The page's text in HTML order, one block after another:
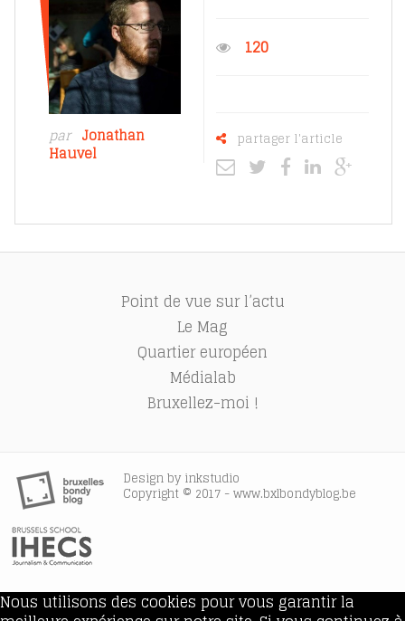
par Jonathan
Hauvel
120
partager l'article
Point de vue sur l’actu
Le Mag
Quartier européen
Médialab
Bruxellez-moi !
Design by inkstudio
Copyright © 2017 - www.bxlbondyblog.be
Nous utilisons des cookies pour vous garantir la